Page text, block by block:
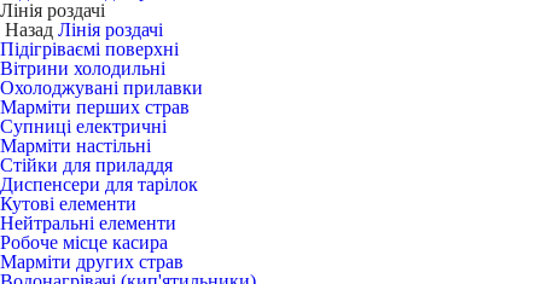
Лінія роздачі
Назад Лінія роздачі
Підігріваємі поверхні
Вітрини холодильні
Охолоджувані прилавки
Марміти перших страв
Супниці електричні
Марміти настільні
Стійки для приладдя
Диспенсери для тарілок
Кутові елементи
Нейтральні елементи
Робоче місце касира
Марміти других страв